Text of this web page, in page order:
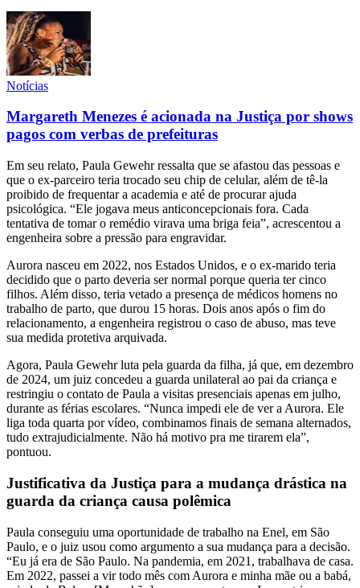
Notícias
Margareth Menezes é acionada na Justiça por shows
pagos com verbas de prefeituras
Em seu relato, Paula Gewehr ressalta que se afastou das pessoas e
que o ex-parceiro teria trocado seu chip de celular, além de tê-la
proibido de frequentar a academia e até de procurar ajuda
psicológica. “Ele jogava meus anticoncepcionais fora. Cada
tentativa de tomar o remédio virava uma briga feia”, acrescentou a
engenheira sobre a pressão para engravidar.
Aurora nasceu em 2022, nos Estados Unidos, e o ex-marido teria
decidido que o parto deveria ser normal porque queria ter cinco
filhos. Além disso, teria vetado a presença de médicos homens no
trabalho de parto, que durou 15 horas. Dois anos após o fim do
relacionamento, a engenheira registrou o caso de abuso, mas teve
sua medida protetiva arquivada.
Agora, Paula Gewehr luta pela guarda da filha, já que, em dezembro
de 2024, um juiz concedeu a guarda unilateral ao pai da criança e
restringiu o contato de Paula a visitas presenciais apenas em julho,
durante as férias escolares. “Nunca impedi ele de ver a Aurora. Ele
liga toda quarta por vídeo, combinamos finais de semana alternados,
tudo extrajudicialmente. Não há motivo pra me tirarem ela”,
pontuou.
Justificativa da Justiça para a mudança drástica na
guarda da criança causa polêmica
Paula conseguiu uma oportunidade de trabalho na Enel, em São
Paulo, e o juiz usou como argumento a sua mudança para a decisão.
“Eu já era de São Paulo. Na pandemia, em 2021, trabalhava de casa.
Em 2022, passei a vir todo mês com Aurora e minha mãe ou a babá,